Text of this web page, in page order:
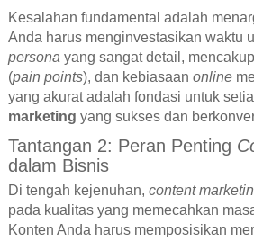
Kesalahan fundamental adalah
Anda harus menginvestasikan waktu
persona yang sangat detail,
(pain points), dan kebiasaan online
yang akurat adalah fondasi untuk
marketing yang sukses dan
Tantangan 2: Peran Penting
dalam Bisnis
Di tengah kejenuhan, content
pada kualitas yang memecahkan
Konten Anda harus memposisikan